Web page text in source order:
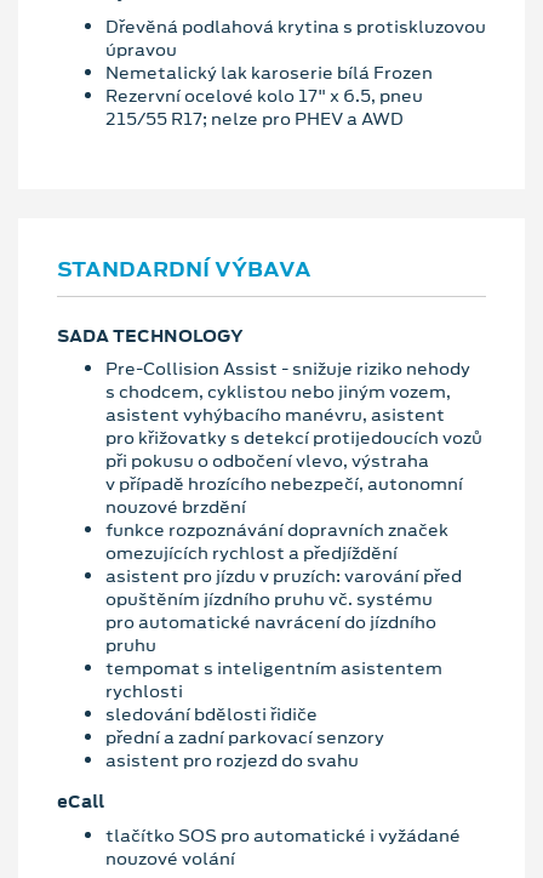
Dřevěná podlahová krytina s protiskluzovou
úpravou
Nemetalický lak karoserie bílá Frozen
Rezervní ocelové kolo 17" x 6.5, pneu
215/55 R17; nelze pro PHEV a AWD
STANDARDNÍ VÝBAVA
SADA TECHNOLOGY
Pre-Collision Assist - snižuje riziko nehody
s chodcem, cyklistou nebo jiným vozem,
asistent vyhýbacího manévru, asistent
pro křižovatky s detekcí protijedoucích vozů
při pokusu o odbočení vlevo, výstraha
v případě hrozícího nebezpečí, autonomní
nouzové brzdění
funkce rozpoznávání dopravních značek
omezujících rychlost a předjíždění
asistent pro jízdu v pruzích: varování před
opuštěním jízdního pruhu vč. systému
pro automatické navrácení do jízdního
pruhu
tempomat s inteligentním asistentem
rychlosti
sledování bdělosti řidiče
přední a zadní parkovací senzory
asistent pro rozjezd do svahu
eCall
tlačítko SOS pro automatické i vyžádané
nouzové volání